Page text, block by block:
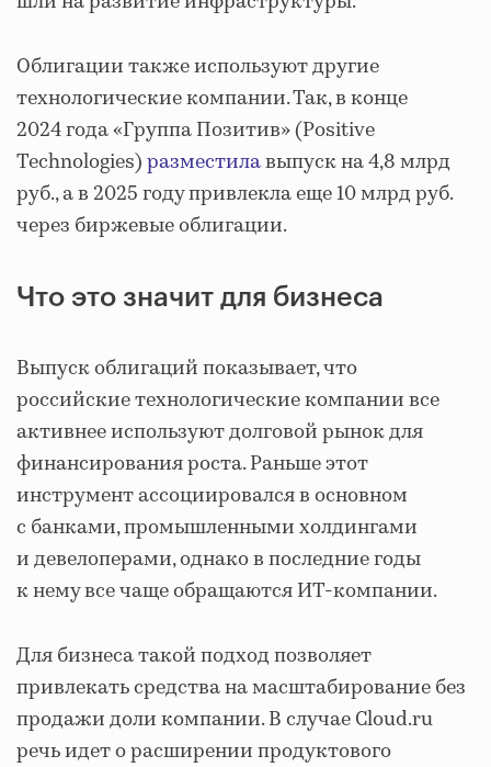
Облигации также используют другие
технологические компании. Так, в конце
2024 года «Группа Позитив» (Positive
Technologies)разместилавыпуск на 4,8 млрд
руб., а в 2025 году привлекла еще 10 млрд руб.
через биржевые облигации.
Что это значит для бизнеса
Выпуск облигаций показывает, что
российские технологические компании все
активнее используют долговой рынок для
финансирования роста. Раньше этот
инструмент ассоциировался в основном
с банками, промышленными холдингами
и девелоперами, однако в последние годы
к нему все чаще обращаются ИТ-компании.
Для бизнеса такой подход позволяет
привлекать средства на масштабирование без
продажи доли компании. В случае Cloud.ru
речь идет о расширении продуктового